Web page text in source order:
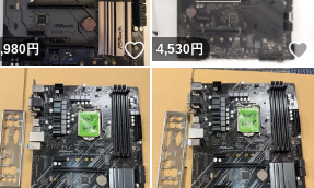
いね！
円 いいね！
4,530円